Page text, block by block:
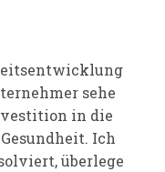
sehe
in die
Ich
überlege